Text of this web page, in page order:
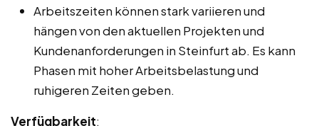
Arbeitszeiten können stark variieren und
hängen von den aktuellen Projekten und
Kundenanforderungen in Steinfurt ab. Es kann
Phasen mit hoher Arbeitsbelastung und
ruhigeren Zeiten geben.
Verfügbarkeit: